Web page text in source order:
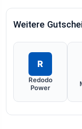
Weitere
R
Redodo
Power